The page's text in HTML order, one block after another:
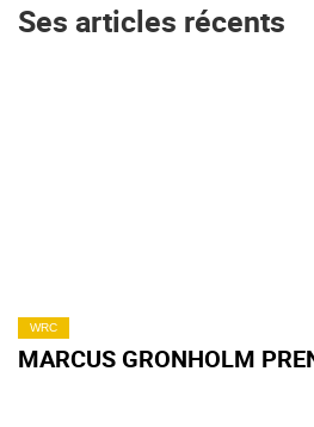
Ses articles récents
WRC
MARCUS GRONHOLM